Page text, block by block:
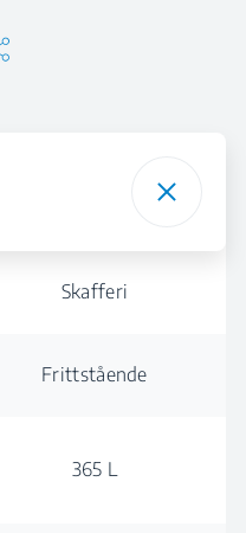
Skafferi
Frittstående
365 L